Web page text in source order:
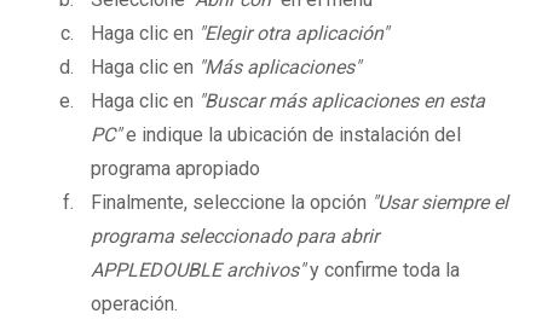
Haga clic en "Elegir otra aplicación"
Haga clic en "Más aplicaciones"
Haga clic en "Buscar más aplicaciones en esta
PC"e indique la ubicación de instalación del
programa apropiado
Finalmente, seleccione la opción "Usar siempre el
programa seleccionado para abrir
APPLEDOUBLE archivos"y confirme toda la
operación.